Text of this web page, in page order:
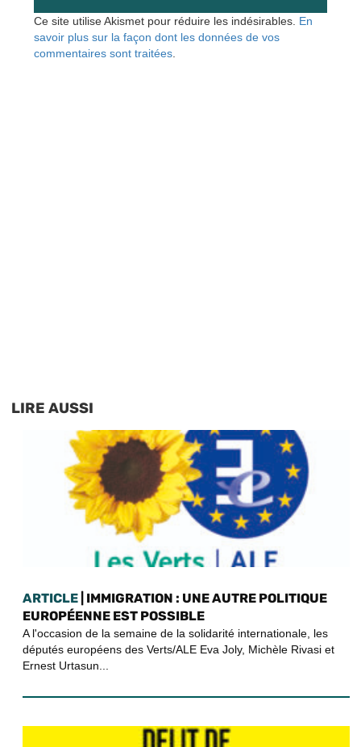
Ce site utilise Akismet pour réduire les indésirables. En
savoir plus sur la façon dont les données de vos
commentaires sont traitées
LIRE AUSSI
ARTICLE | IMMIGRATION : UNE AUTRE POLITIQUE
EUROPÉENNE EST POSSIBLE
A l'occasion de la semaine de la solidarité internationale, les
députés européens des Verts/ALE Eva Joly, Michèle Rivasi et
Ernest Urtasun...